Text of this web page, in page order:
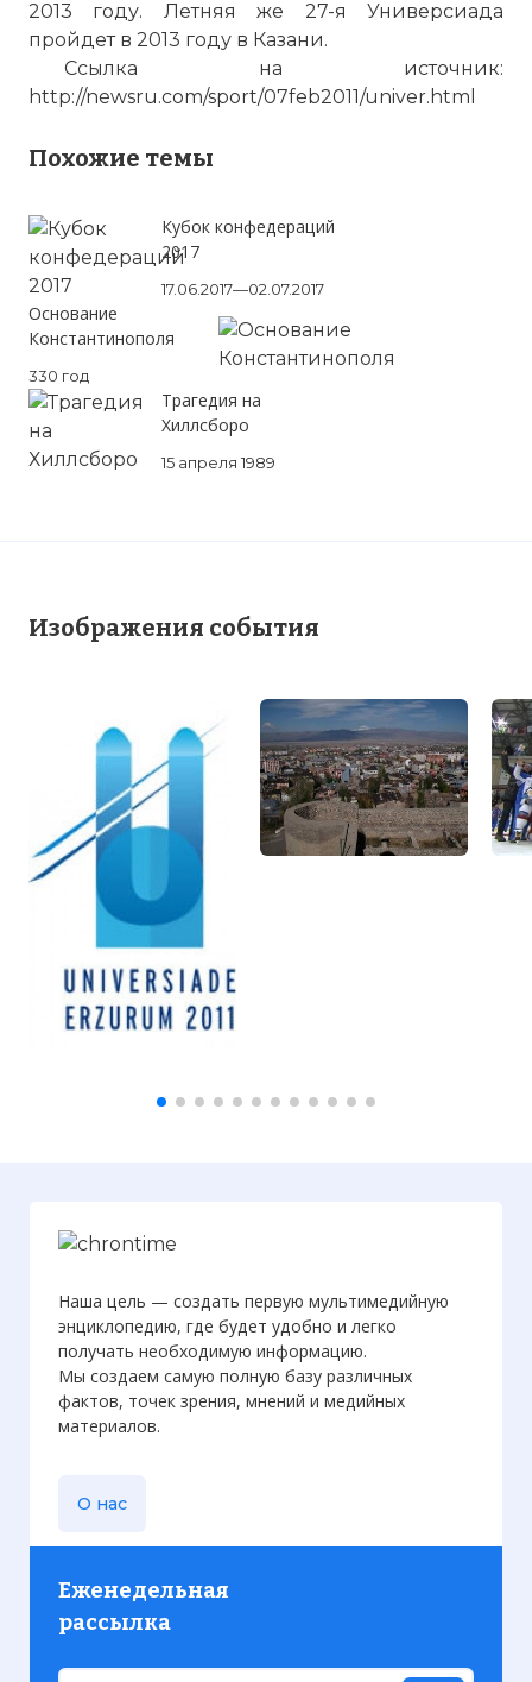
2013 году. Летняя же 27-я Универсиада
пройдет в 2013 году в Казани.
Ссылка на источник:
http://newsru.com/sport/07feb2011/univer.html
Похожие темы
Кубок конфедераций
2017
17.06.2017—02.07.2017
Основание
Константинополя
330 год
Трагедия на
Хиллсборо
15 апреля 1989
Изображения события
Турция. Четвертое место
Наша цель — создать первую мультимедийную
энциклопедию, где будет удобно и легко
получать необходимую информацию.
Мы создаем самую полную базу различных
фактов, точек зрения, мнений и медийных
материалов.
О нас
Еженедельная
рассылка